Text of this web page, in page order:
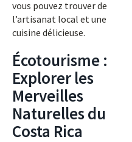
vous pouvez trouver de
l’artisanat local et une
cuisine délicieuse.
Écotourisme :
Explorer les
Merveilles
Naturelles du
Costa Rica